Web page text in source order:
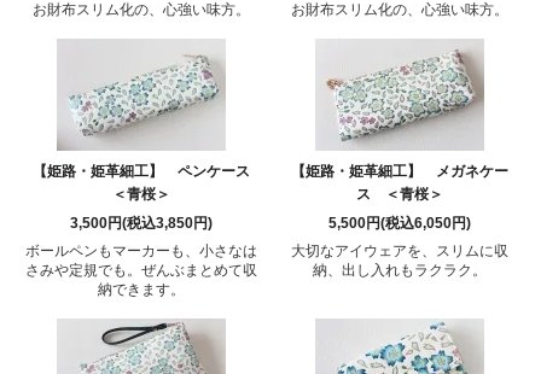
お財布スリム化の、心強い味方。
お財布スリム化の、心強い味方。
【姫路・姫革細工】 ペンケース
＜青桜＞
3,500円(税込3,850円)
ボールペンもマーカーも、小さなは
さみや定規でも。ぜんぶまとめて収
納できます。
【姫路・姫革細工】 メガネケー
ス ＜青桜＞
5,500円(税込6,050円)
大切なアイウェアを、スリムに収
納、出し入れもラクラク。